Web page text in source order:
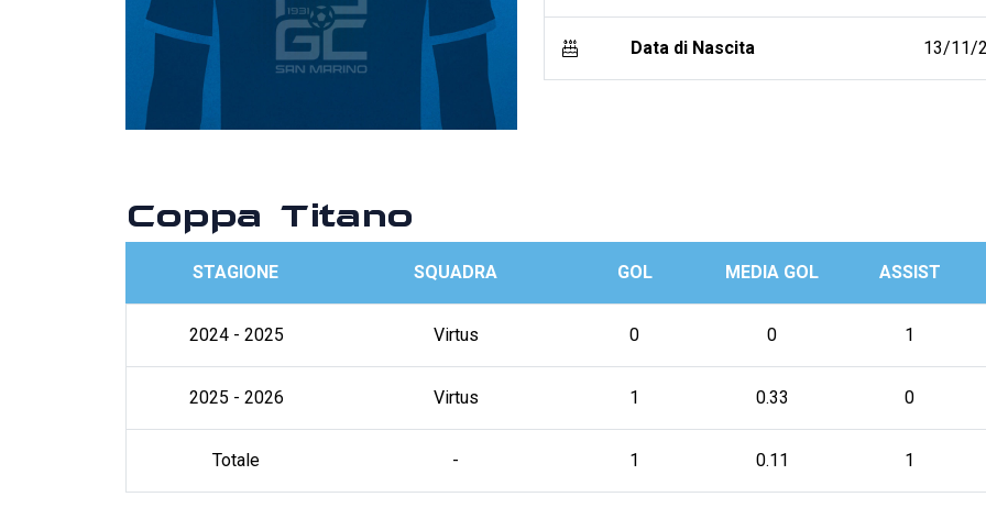
Data di Nascita 13/11/
Coppa Titano
STAGIONE SQUADRA GOL MEDIA GOL ASSIST
2024 - 2025 Virtus 0 0 1
2025 - 2026 Virtus 1 0.33 0
Totale - 1 0.11 1